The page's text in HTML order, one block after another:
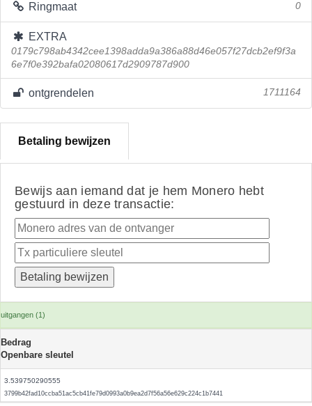
Ringmaat 0
EXTRA
0179c798ab4342cee1398adda9a386a88d46e057f27dcb2ef9f3a
6e7f0e392bafa02080617d2909787d900
ontgrendelen 1711164
Betaling bewijzen
Bewijs aan iemand dat je hem Monero hebt
gestuurd in deze transactie:
uitgangen (1)
Bedrag
Openbare sleutel
3.539750290555
3799b42fad10ccba51ac5cb41fe79d0993a0b9ea2d7f56a56e629c224c1b7441